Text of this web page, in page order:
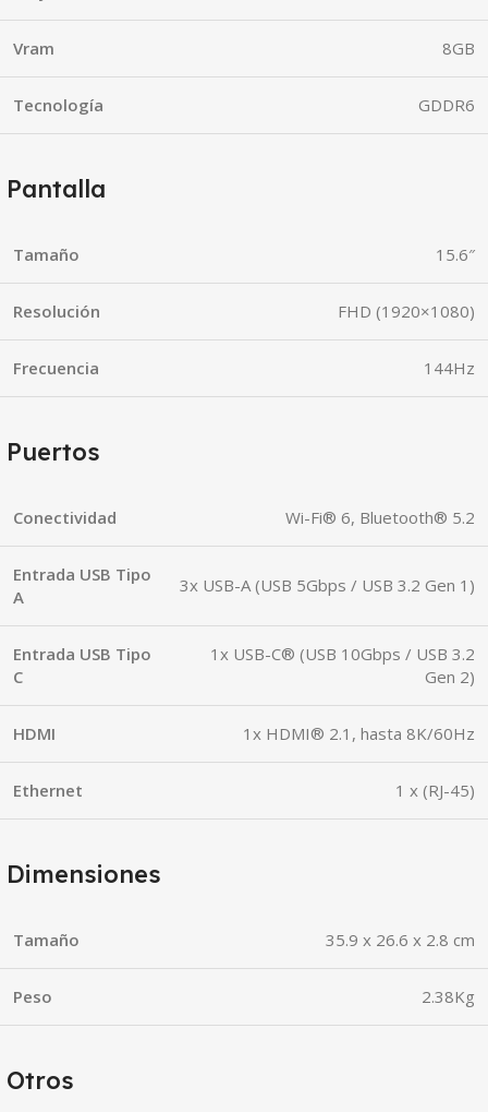
Vram 8GB
Tecnología GDDR6
Pantalla
Tamaño 15.6″
Resolución FHD (1920×1080)
Frecuencia 144Hz
Puertos
Conectividad Wi-Fi® 6, Bluetooth® 5.2
Entrada USB Tipo
A
3x USB-A (USB 5Gbps / USB 3.2 Gen 1)
Entrada USB Tipo
C
1x USB-C® (USB 10Gbps / USB 3.2
Gen 2)
HDMI 1x HDMI® 2.1, hasta 8K/60Hz
Ethernet 1 x (RJ-45)
Dimensiones
Tamaño 35.9 x 26.6 x 2.8 cm
Peso 2.38Kg
Otros